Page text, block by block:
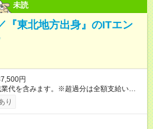
未読
『東北地方出身』のITエン
円
代を含みます。※超過分は全額支給いたし
33,870円 ～ 187,500円／月 みなし残業時
り